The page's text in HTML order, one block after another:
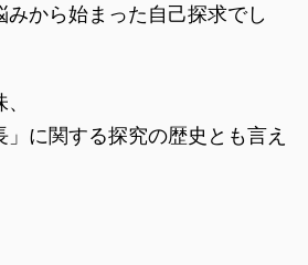
みから始まった自己探求でし
に関する探究の歴史とも言え